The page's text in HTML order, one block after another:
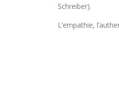
Schreiber).
L’empathie,